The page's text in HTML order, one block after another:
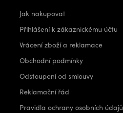
Jak nakupovat
Přihlášení k zákaznickému účtu
Vrácení zboží a reklamace
Obchodní podmínky
Odstoupení od smlouvy
Reklamační řád
Pravidla ochrany osobních údajů